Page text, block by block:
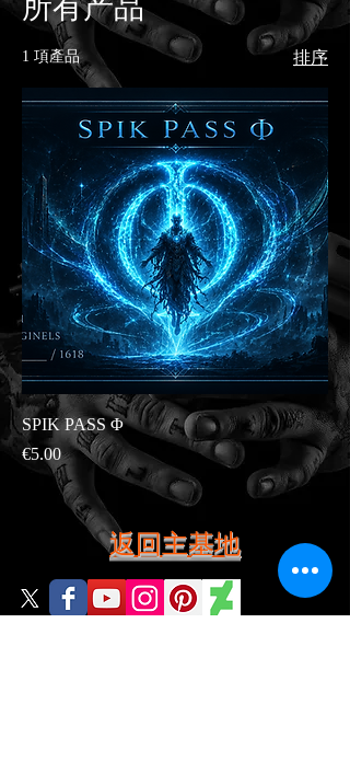
1 項產品 排序
SPIK PASS Φ
價格
€5.00
返回主基地